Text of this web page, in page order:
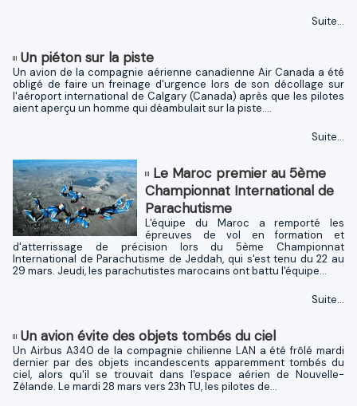
Suite...
Un piéton sur la piste
Un avion de la compagnie aérienne canadienne Air Canada a été
obligé de faire un freinage d'urgence lors de son décollage sur
l'aéroport international de Calgary (Canada) après que les pilotes
aient aperçu un homme qui déambulait sur la piste....
Suite...
Le Maroc premier au 5ème
Championnat International de
Parachutisme
L'équipe du Maroc a remporté les
épreuves de vol en formation et
d'atterrissage de précision lors du 5ème Championnat
International de Parachutisme de Jeddah, qui s'est tenu du 22 au
29 mars. Jeudi, les parachutistes marocains ont battu l'équipe...
Suite...
Un avion évite des objets tombés du ciel
Un Airbus A340 de la compagnie chilienne LAN a été frôlé mardi
dernier par des objets incandescents apparemment tombés du
ciel, alors qu'il se trouvait dans l'espace aérien de Nouvelle-
Zélande. Le mardi 28 mars vers 23h TU, les pilotes de...